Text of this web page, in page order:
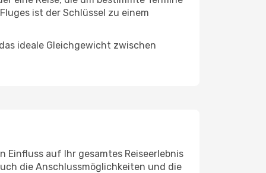
ist der Schlüssel zu einem
ideale Gleichgewicht zwischen
Einfluss auf Ihr gesamtes Reiseerlebnis
die Anschlussmöglichkeiten und die